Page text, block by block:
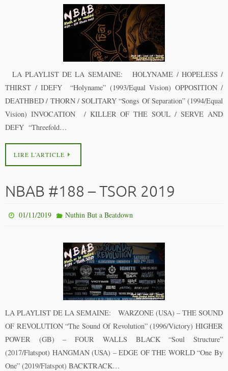
LA PLAYLIST DE LA SEMAINE: HOLYNAME / HOPELESS /
THIRST / IDEFY “Holyname” (1993/Equal Vision) OPPOSITION /
DEATHBED / THORN / SOLITARY “Songs Of Separation” (1994/Equal
Vision) INVOCATION / KILLER OF THE SOUL / SERVE AND
DEFY “Threefold…
LIRE L’ARTICLE
NBAB #188 – TSOR 2019
01/11/2019 Nuthin But a Beatdown
LA PLAYLIST DE LA SEMAINE: WARZONE (USA) – THE SOUND
OF REVOLUTION “The Sound Of Revolution” (1996/Victory) HIGHER
POWER (GB) – FOUR WALLS BLACK “Soul Structure”
(2017/Flatspot) HANGMAN (USA) – EDGE OF THE WORLD “One By
One” (2019/Flatspot) BACKTRACK…